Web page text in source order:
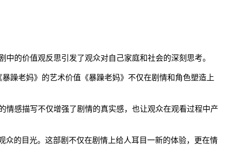
的价值观反思引发了观众对自己家庭和社会的深刻思考。
躁老妈》的艺术价值《暴躁老妈》不仅在剧情和角色塑造上
感描写不仅增强了剧情的真实感，也让观众在观看过程中产
众的目光。这部剧不仅在剧情上给人耳目一新的体验，更在情